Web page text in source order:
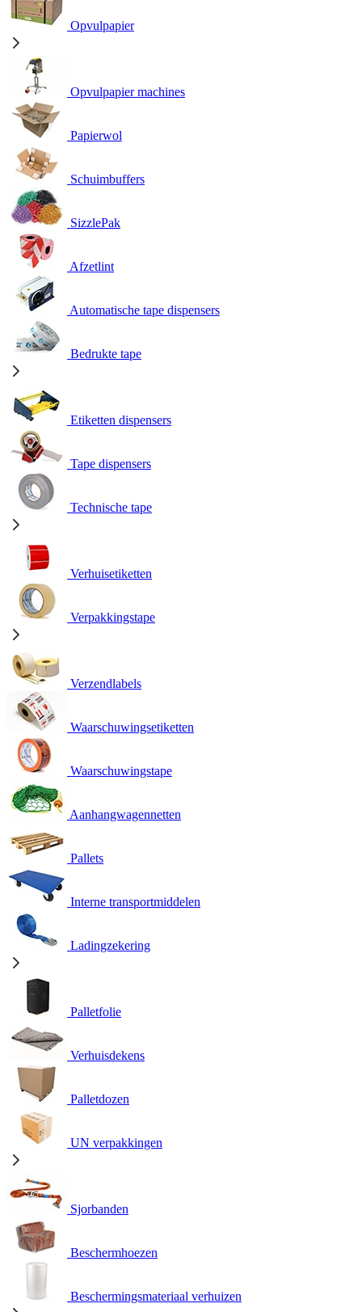
Opvulpapier
Opvulpapier machines
Papierwol
Schuimbuffers
SizzlePak
Afzetlint
Automatische tape dispensers
Bedrukte tape
Etiketten dispensers
Tape dispensers
Technische tape
Verhuisetiketten
Verpakkingstape
Verzendlabels
Waarschuwingsetiketten
Waarschuwingstape
Aanhangwagennetten
Pallets
Interne transportmiddelen
Ladingzekering
Palletfolie
Verhuisdekens
Palletdozen
UN verpakkingen
Sjorbanden
Beschermhoezen
Beschermingsmateriaal verhuizen